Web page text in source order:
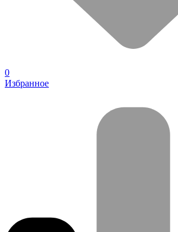
0
Избранное